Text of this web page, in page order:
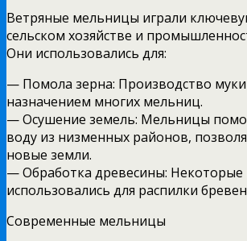
Ветряные мельницы играли
сельском хозяйстве и
Они использовались для:
— Помола зерна: Производство
назначением многих мельниц.
— Осушение земель: Мельницы
воду из низменных районов,
новые земли.
— Обработка древесины:
использовались для распилки
Современные мельницы